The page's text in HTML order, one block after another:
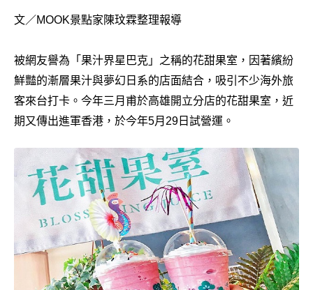
文／MOOK景點家陳玟霖整理報導
被網友譽為「果汁界星巴克」之稱的花甜果室，因著繽紛
鮮豔的漸層果汁與夢幻日系的店面結合，吸引不少海外旅
客來台打卡。今年三月甫於高雄開立分店的花甜果室，近
期又傳出進軍香港，於今年5月29日試營運。